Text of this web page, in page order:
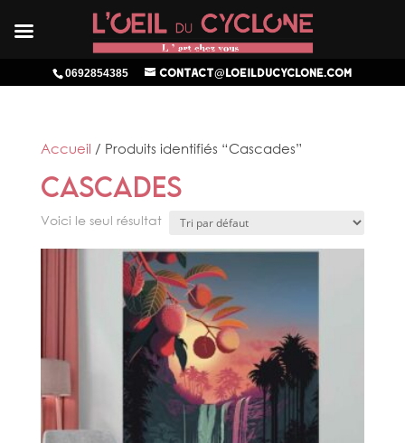
0692854385 contact@loeilducyclone.com
Accueil / Produits identifiés “Cascades”
Cascades
Voici le seul résultat